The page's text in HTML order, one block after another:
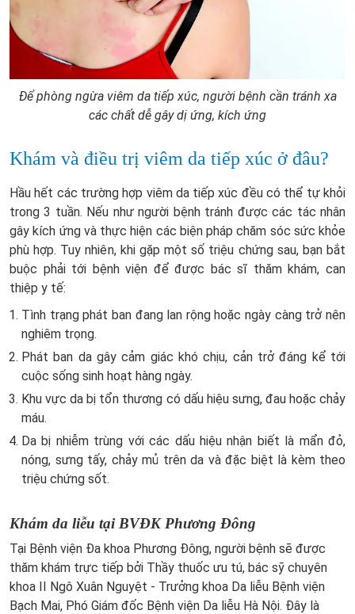
Để phòng ngừa viêm da tiếp xúc, người bệnh cần tránh xa
các chất dễ gây dị ứng, kích ứng
Khám và điều trị viêm da tiếp xúc ở đâu?
Hầu hết các trường hợp viêm da tiếp xúc đều có thể tự khỏi
trong 3 tuần. Nếu như người bệnh tránh được các tác nhân
gây kích ứng và thực hiện các biện pháp chăm sóc sức khỏe
phù hợp. Tuy nhiên, khi gặp một số triệu chứng sau, bạn bắt
buộc phải tới bệnh viện để được bác sĩ thăm khám, can
thiệp y tế:
Tình trạng phát ban đang lan rộng hoặc ngày càng trở nên
nghiêm trọng.
Phát ban da gây cảm giác khó chịu, cản trở đáng kể tới
cuộc sống sinh hoạt hàng ngày.
Khu vực da bị tổn thương có dấu hiệu sưng, đau hoặc chảy
máu.
Da bị nhiễm trùng với các dấu hiệu nhận biết là mẩn đỏ,
nóng, sưng tấy, chảy mủ trên da và đặc biệt là kèm theo
triệu chứng sốt.
Khám da liễu tại BVĐK Phương Đông
Tại Bệnh viện Đa khoa Phương Đông, người bệnh sẽ được
thăm khám trực tiếp bởi Thầy thuốc ưu tú, bác sỹ chuyên
khoa II Ngô Xuân Nguyệt - Trưởng khoa Da liễu Bệnh viện
Bạch Mai, Phó Giám đốc Bệnh viện Da liễu Hà Nội. Đây là